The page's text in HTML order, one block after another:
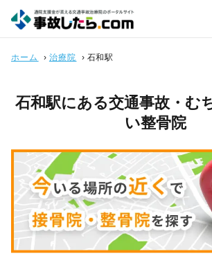
ホーム › 治療院 › 石和駅
石和駅にある交通事故・む
い整骨院